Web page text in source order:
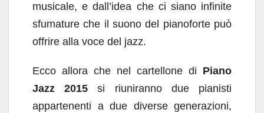
musicale, e dall’idea che ci siano infinite
sfumature che il suono del pianoforte può
offrire alla voce del jazz.
Ecco allora che nel cartellone di Piano
Jazz 2015 si riuniranno due pianisti
appartenenti a due diverse generazioni,